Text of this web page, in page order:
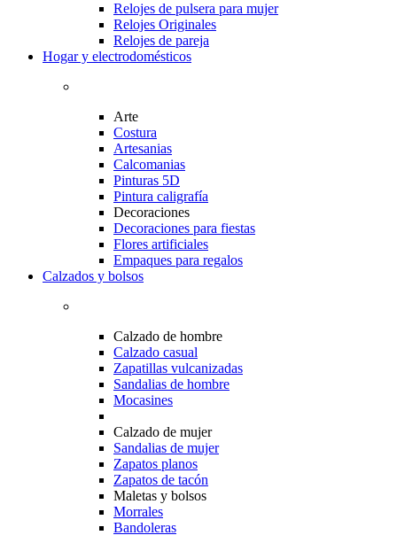
Relojes de pulsera para mujer
Relojes Originales
Relojes de pareja
Hogar y electrodomésticos
Arte
Costura
Artesanias
Calcomanias
Pinturas 5D
Pintura caligrafía
Decoraciones
Decoraciones para fiestas
Flores artificiales
Empaques para regalos
Calzados y bolsos
Calzado de hombre
Calzado casual
Zapatillas vulcanizadas
Sandalias de hombre
Mocasines
Calzado de mujer
Sandalias de mujer
Zapatos planos
Zapatos de tacón
Maletas y bolsos
Morrales
Bandoleras